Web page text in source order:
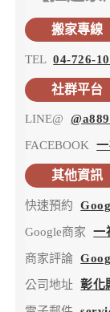
搬家專線
TEL 04-726-
社群平台
LINE@
FACEBOOK
其他資訊
快速預約
Google商家 一
商家評論
公司地址 彰化